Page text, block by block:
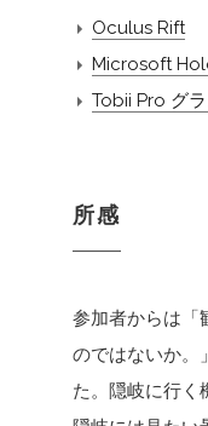
Oculus Rift
Microsoft
Tobii Pro グ
所感
参加者からは「
のではないか。
た。隠岐に行く